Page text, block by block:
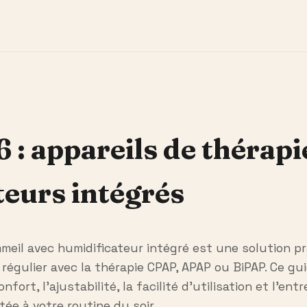
appareils de
intégrés
avec humidificateur intégré est une solution
avec la thérapie CPAP, APAP ou BiPAP. Ce
l’ajustabilité, la facilité d’utilisation et